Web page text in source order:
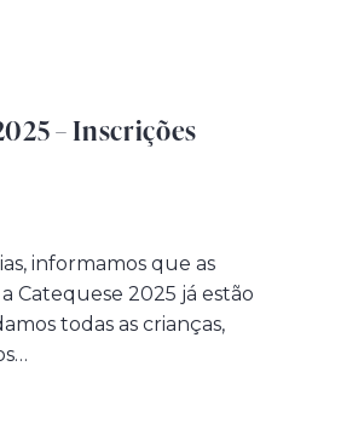
– Inscrições
informamos que as
Catequese 2025 já estão
todas as crianças,